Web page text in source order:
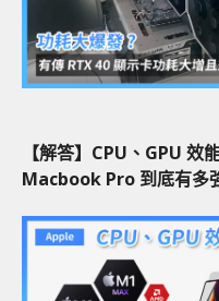
【解答】CPU、GPU
Macbook Pro 到底有多